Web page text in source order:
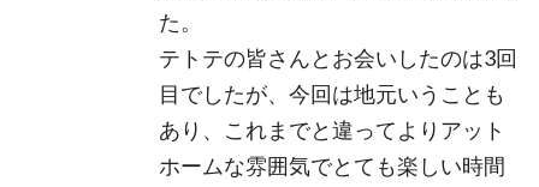
た。
テトテの皆さんとお会いしたのは3回
目でしたが、今回は地元いうことも
あり、これまでと違ってよりアット
ホームな雰囲気でとても楽しい時間